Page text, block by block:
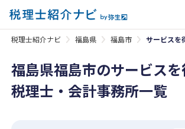
税理士紹介ナビ 福島県 福島市 サービスを
福島県福島市のサービス
税理士・会計事務所一覧